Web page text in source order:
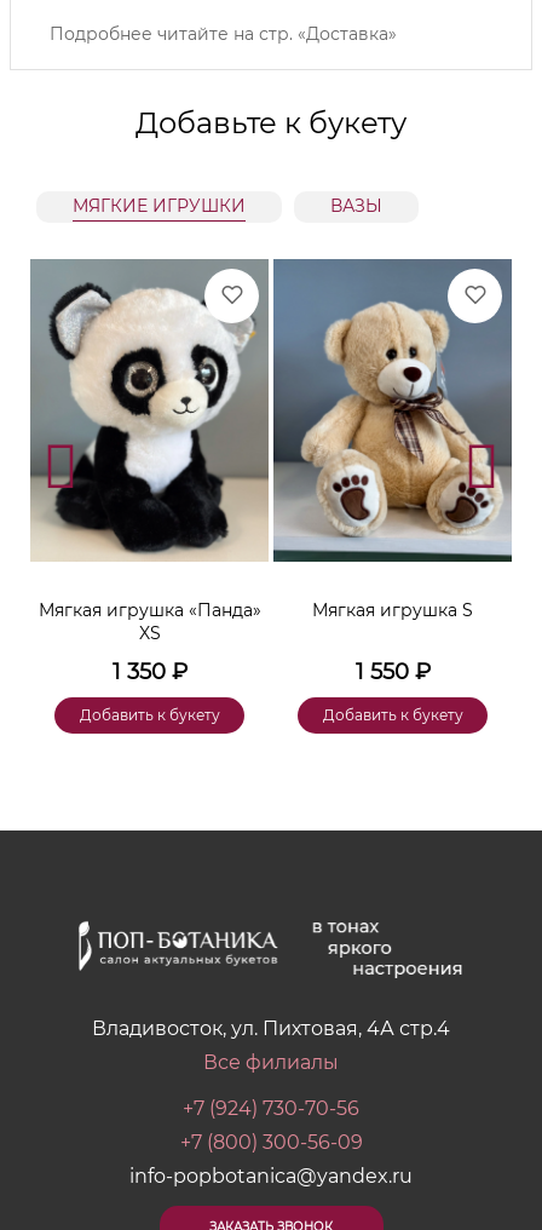
Подробнее читайте на стр. «Доставка»
Добавьте к букету
МЯГКИЕ ИГРУШКИ ВАЗЫ
Мягкая игрушка «Панда»
XS
1 350₽
Добавить к букету
Мягкая игрушка S
1 550₽
Добавить к букету
Владивосток, ул. Пихтовая, 4А стр.4
Все филиалы
+7 (924) 730-70-56
+7 (800) 300-56-09
info-popbotanica@yandex.ru